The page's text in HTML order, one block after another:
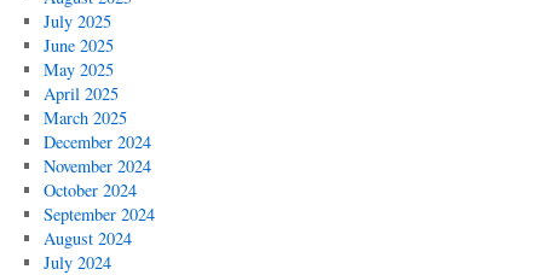
July 2025
June 2025
May 2025
April 2025
March 2025
December 2024
November 2024
October 2024
September 2024
August 2024
July 2024